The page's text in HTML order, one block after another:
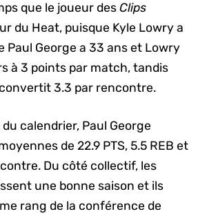
que le joueur desClips
du Heat, puisque Kyle Lowry a
Paul George a 33 ans et Lowry
à 3 points par match, tandis
3.3 par rencontre.
calendrier, Paul George
de 22.9 PTS, 5.5 REB et
Du côté collectif, les
une bonne saison et ils
rang de la conférence de